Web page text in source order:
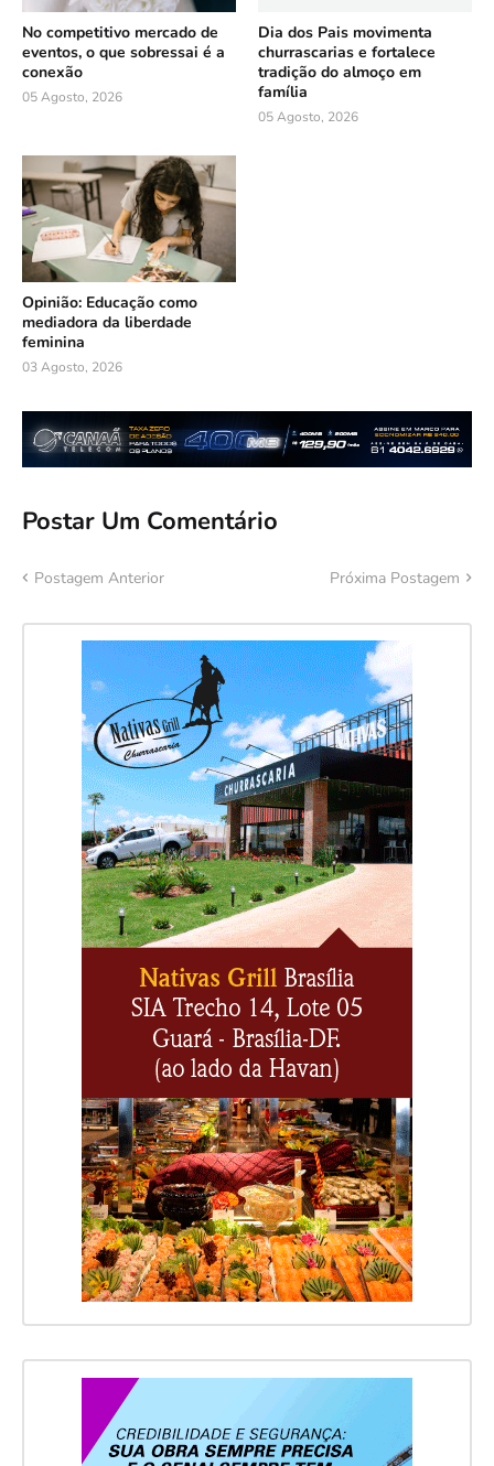
No competitivo mercado de
eventos, o que sobressai é a
conexão
05 Agosto, 2026
Dia dos Pais movimenta
churrascarias e fortalece
tradição do almoço em
família
05 Agosto, 2026
Opinião: Educação como
mediadora da liberdade
feminina
03 Agosto, 2026
Postar Um Comentário
Postagem Anterior Próxima Postagem